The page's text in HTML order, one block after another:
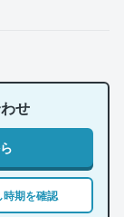
せ
時期を確認